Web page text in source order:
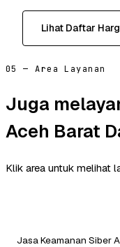
Lihat Daftar
05 — Area Layanan
Juga
Aceh Barat
Klik area untuk melihat
Jasa Keamanan Siber